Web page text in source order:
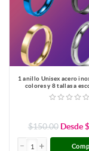
1 anillo Unisex acero
colores y 8 tallas a
Durabilidad
$150.00 Desde